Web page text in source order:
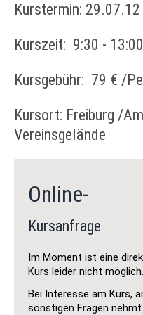
Kurstermin: 29.07.12
Kurszeit: 9:30 -
Kursgebühr: 79 € /
Kursort: Freiburg /
Vereinsgelände
Online-
Kursanfrage
Im Moment ist eine
Kurs leider nicht möglich.
Bei Interesse am Kurs,
sonstigen Fragen